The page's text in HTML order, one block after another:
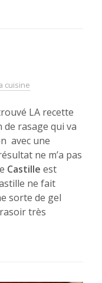
cuisine
LA recette
de rasage qui va
avec une
ne m’a pas
Castille est
ne fait
sorte de gel
très